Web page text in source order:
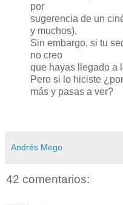
por
sugerencia de un
y muchos).
Sin embargo, si tu
no creo
que hayas llegado a
Pero si lo hiciste
más y pasas a ver?
Andrés Mego
42 comentarios: